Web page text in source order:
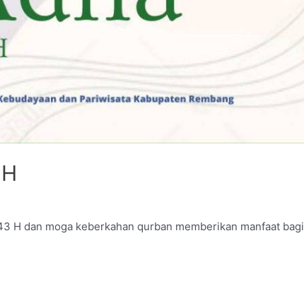
H dan moga keberkahan qurban memberikan manfaat bagi